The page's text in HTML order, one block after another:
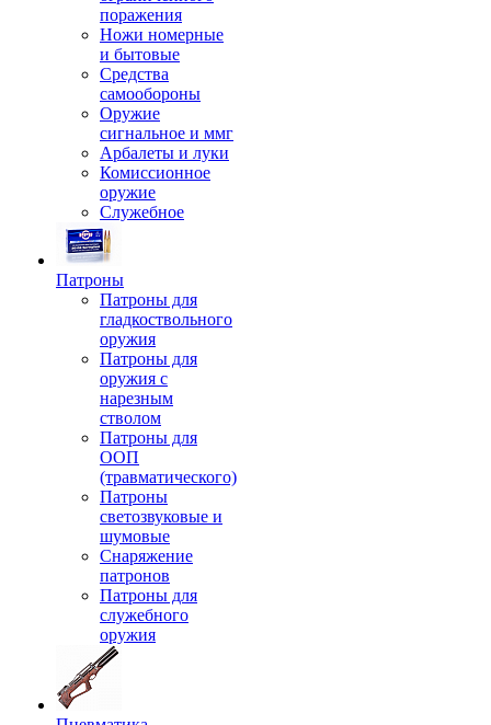
поражения
Ножи номерные
и бытовые
Средства
самообороны
Оружие
сигнальное и ммг
Арбалеты и луки
Комиссионное
оружие
Служебное
Патроны
Патроны для
гладкоствольного
оружия
Патроны для
оружия с
нарезным
стволом
Патроны для
ООП
(травматического)
Патроны
светозвуковые и
шумовые
Снаряжение
патронов
Патроны для
служебного
оружия